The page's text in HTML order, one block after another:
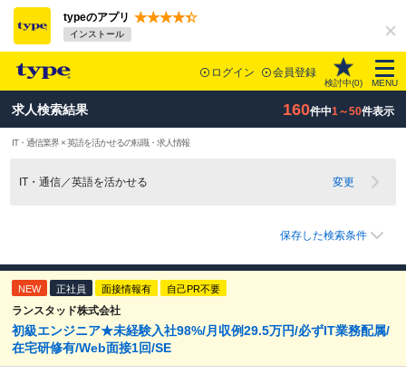
typeのアプリ
インストール
ログイン 会員登録
検討中(0) MENU
求人検索結果 160件中1～50件表示
IT・通信業界 × 英語を活かせるの転職・求人情報
IT・通信／英語を活かせる 変更
保存した検索条件
NEW 正社員 面接情報有 自己PR不要
ランスタッド株式会社
初級エンジニア★未経験入社98%/月収例29.5万円/必ずIT業務配属/
在宅研修有/Web面接1回/SE